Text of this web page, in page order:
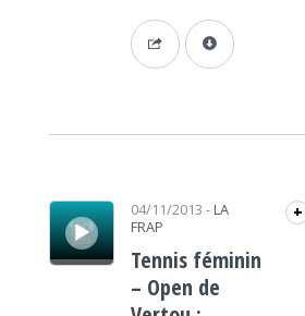
Lecteur audio 04/11/2013 - LA
FRAP
+
Tennis féminin
– Open de